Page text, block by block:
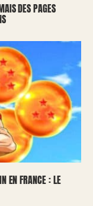
DES PAGES
EN FRANCE : LE